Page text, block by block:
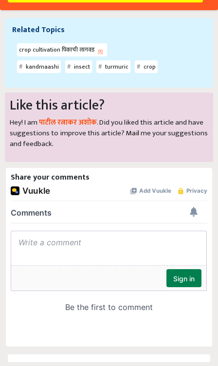
Related Topics
crop cultivation पिकाची लागवड
kandmaashi
insect turmuric crop
Like this article?
Hey! I amपाटील रत्नाकर अशोक. Did you liked this article and have
suggestions to improve this article?Mailme your suggestions
and feedback.
Share your comments